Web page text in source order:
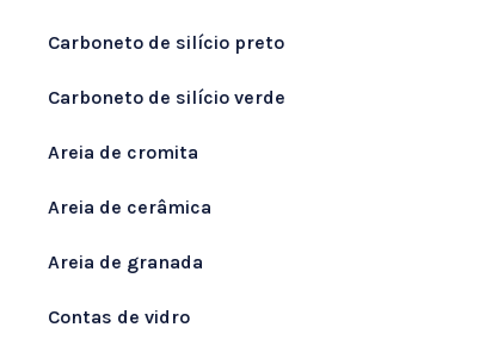
Carboneto de silício preto
Carboneto de silício verde
Areia de cromita
Areia de cerâmica
Areia de granada
Contas de vidro